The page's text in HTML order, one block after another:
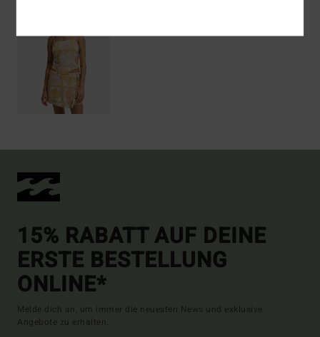
15% RABATT AUF DEINE
ERSTE BESTELLUNG
ONLINE*
Melde dich an, um immer die neuesten News und exklusive
Angebote zu erhalten.